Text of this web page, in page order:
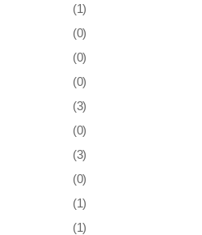
(1)
(0)
(0)
(0)
(3)
(0)
(3)
(0)
(1)
(1)